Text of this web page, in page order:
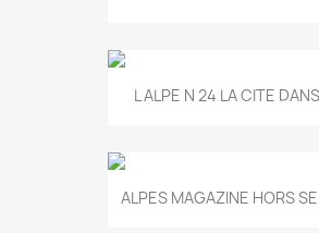
L ALPE N 24 LA CITE
ALPES MAGAZINE HORS